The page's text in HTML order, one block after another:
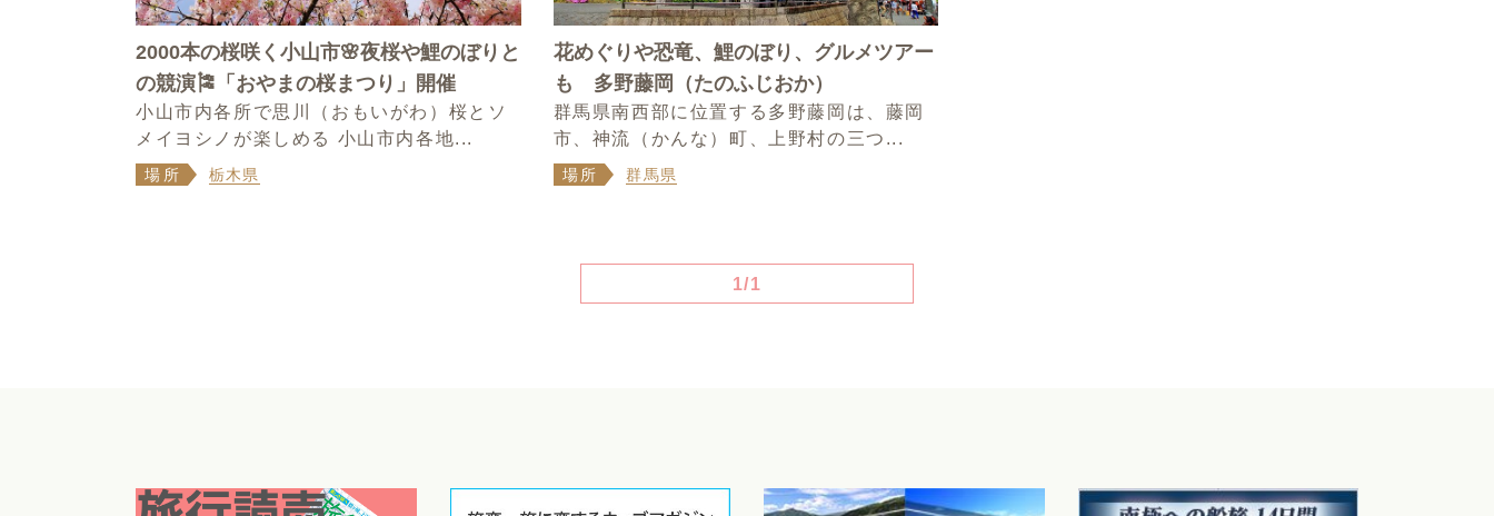
2000本の桜咲く小山市🌸夜桜や鯉のぼりと
の競演🎏「おやまの桜まつり」開催
小山市内各所で思川（おもいがわ）桜とソ
メイヨシノが楽しめる 小山市内各地...
場所 栃木県
花めぐりや恐竜、鯉のぼり、グルメツアー
も 多野藤岡（たのふじおか）
群馬県南西部に位置する多野藤岡は、藤岡
市、神流（かんな）町、上野村の三つ...
場所 群馬県
1/1